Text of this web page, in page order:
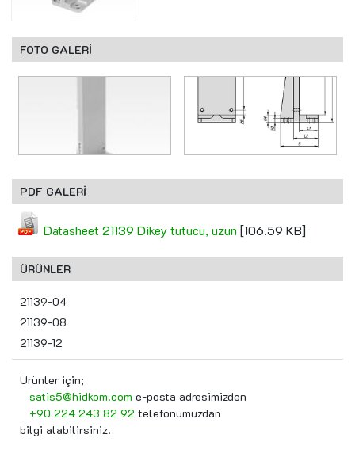
FOTO GALERİ
PDF GALERİ
Datasheet 21139 Dikey tutucu, uzun [106.59 KB]
ÜRÜNLER
21139-04
21139-08
21139-12
Ürünler için;
satis5@hidkom.com e-posta adresimizden
+90 224 243 82 92 telefonumuzdan
bilgi alabilirsiniz.